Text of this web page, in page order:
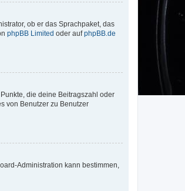
ob er das Sprachpaket, das
phpBB Limited oder aufphpBB.de
die deine Beitragszahl oder
von Benutzer zu Benutzer
Administration kann bestimmen,